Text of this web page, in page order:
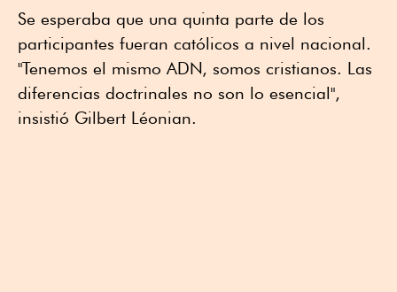
Se esperaba que una quinta parte de los
participantes fueran católicos a nivel nacional.
"Tenemos el mismo ADN, somos cristianos. Las
diferencias doctrinales no son lo esencial",
insistió Gilbert Léonian.